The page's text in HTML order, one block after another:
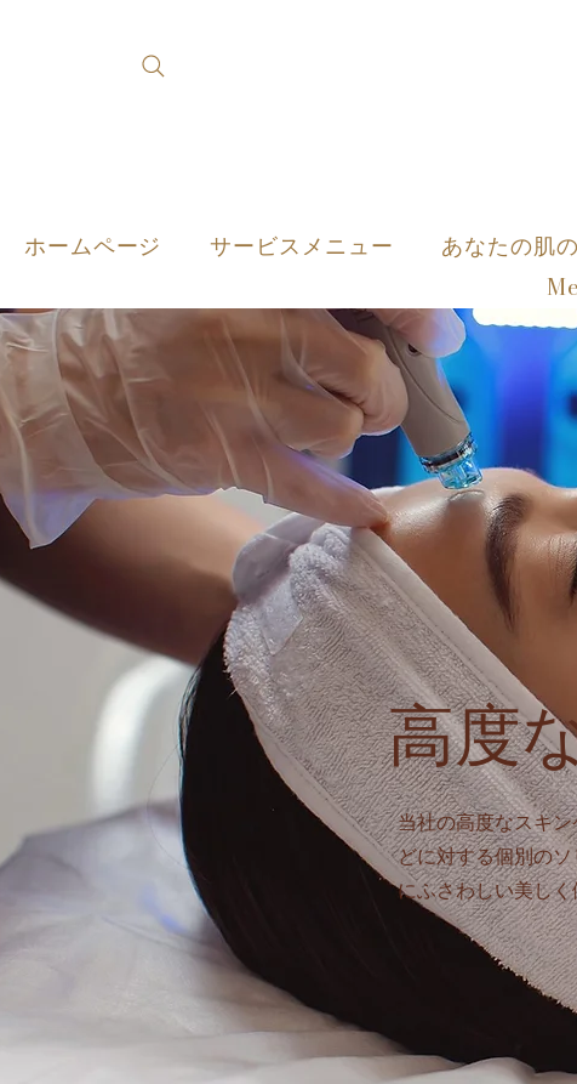
ホームページ サービスメニュー あなたの肌
高度
当社の高度なスキ
どに対する個別の
にふさわしい美しく